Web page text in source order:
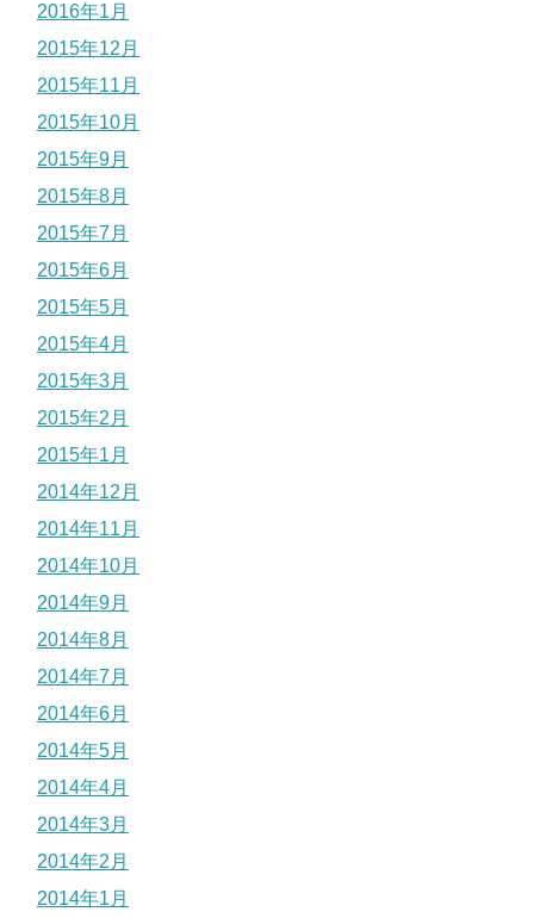
2016年1月
2015年12月
2015年11月
2015年10月
2015年9月
2015年8月
2015年7月
2015年6月
2015年5月
2015年4月
2015年3月
2015年2月
2015年1月
2014年12月
2014年11月
2014年10月
2014年9月
2014年8月
2014年7月
2014年6月
2014年5月
2014年4月
2014年3月
2014年2月
2014年1月